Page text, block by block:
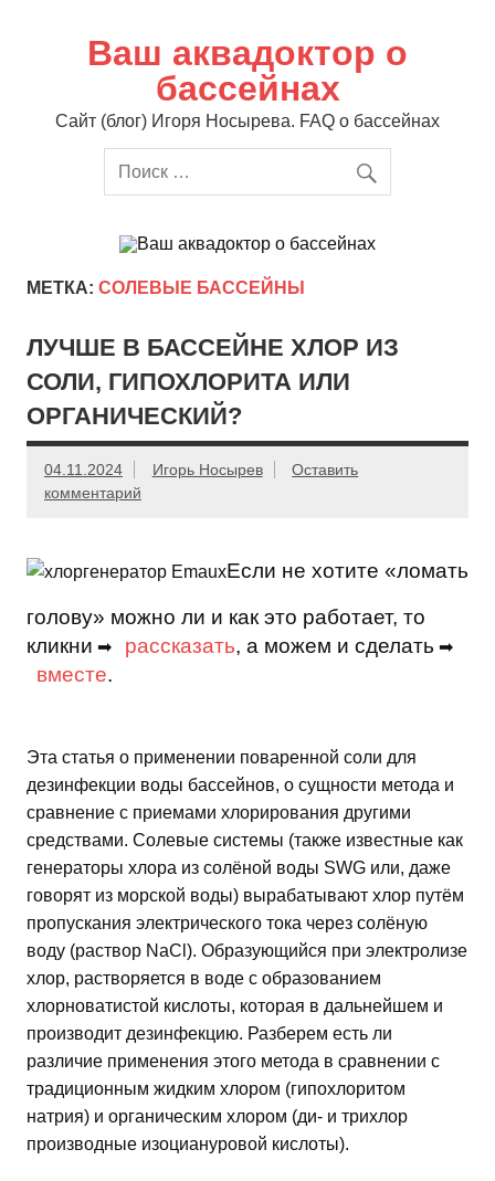
содержимомуВаш аквадоктор о
бассейнах
Сайт (блог) Игоря Носырева. FAQ о бассейнах
МЕТКА: СОЛЕВЫЕ БАССЕЙНЫ
ЛУЧШЕ В БАССЕЙНЕ ХЛОР ИЗ
СОЛИ, ГИПОХЛОРИТА ИЛИ
ОРГАНИЧЕСКИЙ?
04.11.2024 Игорь Носырев
Оставить
комментарий
Если не хотите «ломать
голову» можно ли и как это работает, то
кликни ➡ рассказать, а можем и сделать ➡
вместе.
Эта статья о применении поваренной соли для
дезинфекции воды бассейнов, о сущности метода и
сравнение с приемами хлорирования другими
средствами. Солевые системы (также известные как
генераторы хлора из солёной воды SWG или, даже
говорят из морской воды) вырабатывают хлор путём
пропускания электрического тока через солёную
воду (раствор NaCl). Образующийся при электролизе
хлор, растворяется в воде с образованием
хлорноватистой кислоты, которая в дальнейшем и
производит дезинфекцию. Разберем есть ли
различие применения этого метода в сравнении с
традиционным жидким хлором (гипохлоритом
натрия) и органическим хлором (ди- и трихлор
производные изоциануровой кислоты).